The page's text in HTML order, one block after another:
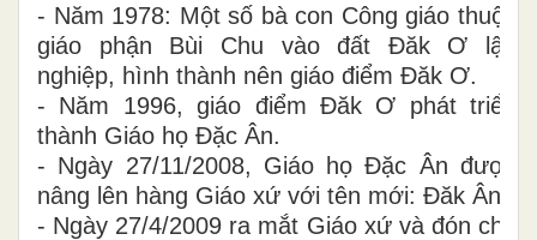
- Năm 1978: Một số bà con Công giáo thuộc
giáo phận Bùi Chu vào đất Đăk Ơ lập
nghiệp, hình thành nên giáo điểm Đăk Ơ.
- Năm 1996, giáo điểm Đăk Ơ phát triển
thành Giáo họ Đặc Ân.
- Ngày 27/11/2008, Giáo họ Đặc Ân được
nâng lên hàng Giáo xứ với tên mới: Đăk Ân.
- Ngày 27/4/2009 ra mắt Giáo xứ và đón cha